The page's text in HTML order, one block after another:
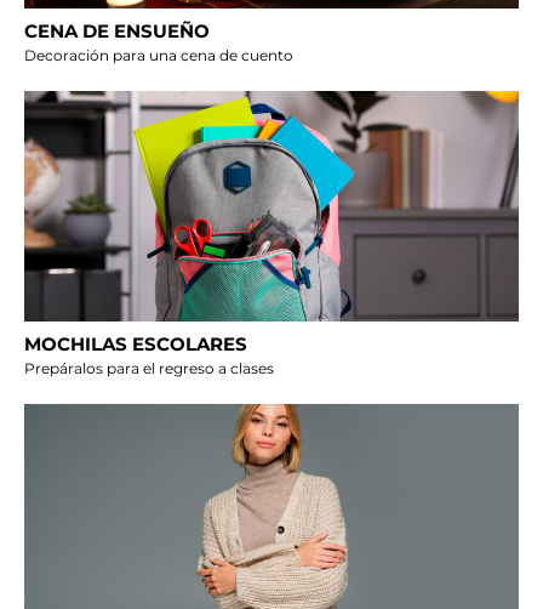
CENA DE ENSUEÑO
Decoración para una cena de cuento
MOCHILAS ESCOLARES
Prepáralos para el regreso a clases